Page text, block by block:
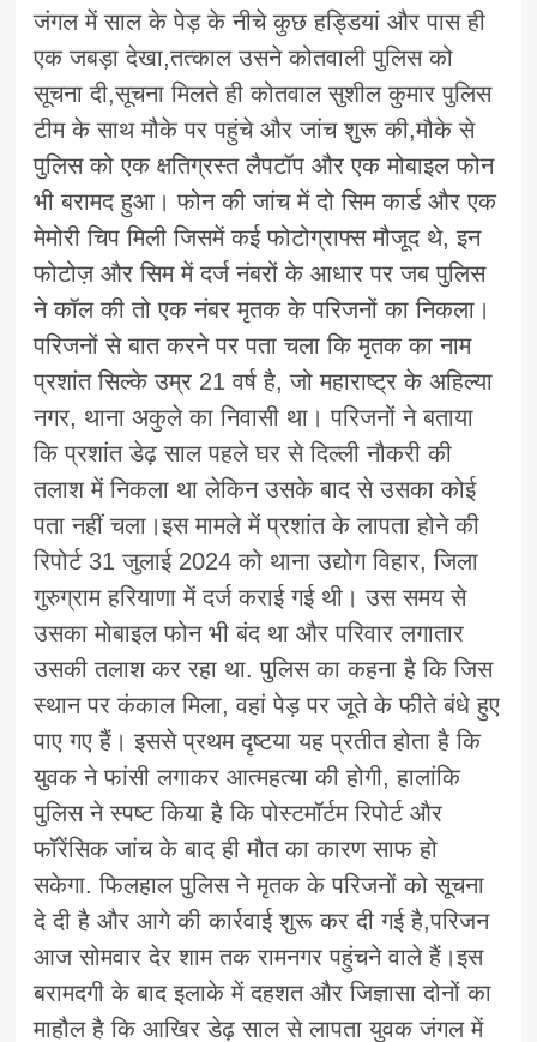
जंगल में साल के पेड़ के नीचे कुछ हड्डियां और पास ही
एक जबड़ा देखा,तत्काल उसने कोतवाली पुलिस को
सूचना दी,सूचना मिलते ही कोतवाल सुशील कुमार पुलिस
टीम के साथ मौके पर पहुंचे और जांच शुरू की,मौके से
पुलिस को एक क्षतिग्रस्त लैपटॉप और एक मोबाइल फोन
भी बरामद हुआ। फोन की जांच में दो सिम कार्ड और एक
मेमोरी चिप मिली जिसमें कई फोटोग्राफ्स मौजूद थे, इन
फोटोज़ और सिम में दर्ज नंबरों के आधार पर जब पुलिस
ने कॉल की तो एक नंबर मृतक के परिजनों का निकला।
परिजनों से बात करने पर पता चला कि मृतक का नाम
प्रशांत सिल्के उम्र 21 वर्ष है, जो महाराष्ट्र के अहिल्या
नगर, थाना अकुले का निवासी था। परिजनों ने बताया
कि प्रशांत डेढ़ साल पहले घर से दिल्ली नौकरी की
तलाश में निकला था लेकिन उसके बाद से उसका कोई
पता नहीं चला।इस मामले में प्रशांत के लापता होने की
रिपोर्ट 31 जुलाई 2024 को थाना उद्योग विहार, जिला
गुरुग्राम हरियाणा में दर्ज कराई गई थी। उस समय से
उसका मोबाइल फोन भी बंद था और परिवार लगातार
उसकी तलाश कर रहा था. पुलिस का कहना है कि जिस
स्थान पर कंकाल मिला, वहां पेड़ पर जूते के फीते बंधे हुए
पाए गए हैं। इससे प्रथम दृष्टया यह प्रतीत होता है कि
युवक ने फांसी लगाकर आत्महत्या की होगी, हालांकि
पुलिस ने स्पष्ट किया है कि पोस्टमॉर्टम रिपोर्ट और
फॉरेंसिक जांच के बाद ही मौत का कारण साफ हो
सकेगा. फिलहाल पुलिस ने मृतक के परिजनों को सूचना
दे दी है और आगे की कार्रवाई शुरू कर दी गई है,परिजन
आज सोमवार देर शाम तक रामनगर पहुंचने वाले हैं।इस
बरामदगी के बाद इलाके में दहशत और जिज्ञासा दोनों का
माहौल है कि आखिर डेढ़ साल से लापता युवक जंगल में